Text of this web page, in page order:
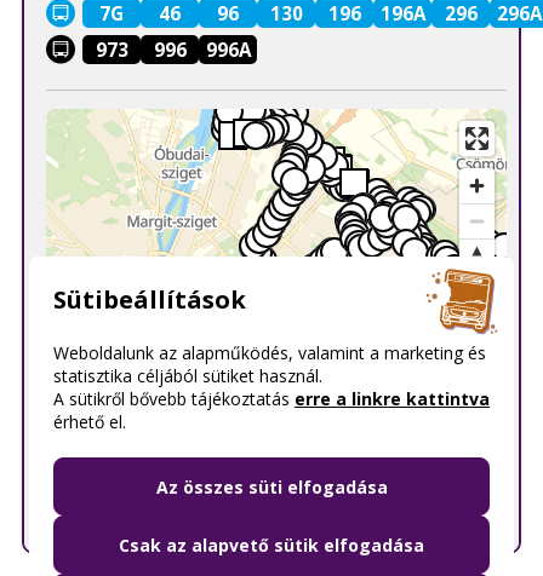
7G 46 96 130 196 196A 296
296A
973
996 996A
Sütibeállítások
Weboldalunk az alapműködés, valamint a marketing és
statisztika céljából sütiket használ.
A sütikről bővebb tájékoztatás erre a linkre kattintva
érhető el.
Az összes süti elfogadása
Csak az alapvető sütik elfogadása